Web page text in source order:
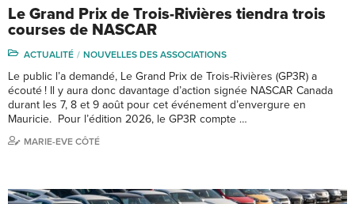
Le Grand Prix de Trois-Rivières tiendra trois
courses de NASCAR
ACTUALITÉ NOUVELLES DES ASSOCIATIONS
Le public l’a demandé, Le Grand Prix de Trois-Rivières (GP3R) a
écouté ! Il y aura donc davantage d’action signée NASCAR Canada
durant les 7, 8 et 9 août pour cet événement d’envergure en
Mauricie. Pour l’édition 2026, le GP3R compte …
MARIE-EVE CÔTÉ